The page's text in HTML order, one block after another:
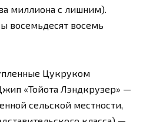
миллиона с лишним).
восемьдесят восемь
Цукруком
«Тойота Лэндкрузер» —
сельской местности,